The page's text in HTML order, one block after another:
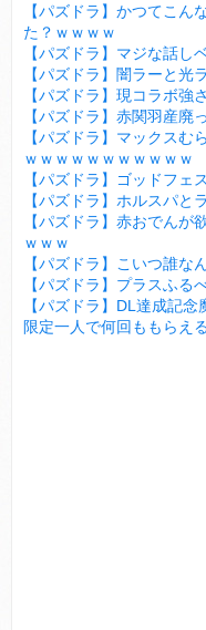
【パズドラ】かつてこん
た？ｗｗｗｗ
【パズドラ】マジな話し
【パズドラ】闇ラーと光
【パズドラ】現コラボ強
【パズドラ】赤関羽産廃
【パズドラ】マックスむ
ｗｗｗｗｗｗｗｗｗｗｗ
【パズドラ】ゴッドフェ
【パズドラ】ホルスパと
【パズドラ】赤おでんが
ｗｗｗ
【パズドラ】こいつ誰な
【パズドラ】プラスふる
【パズドラ】DL達成記
限定一人で何回ももらえ